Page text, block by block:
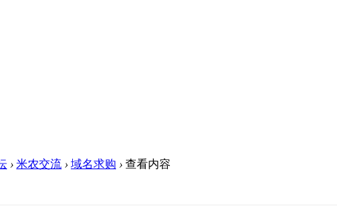
› 米农交流 › 域名求购 › 查看内容